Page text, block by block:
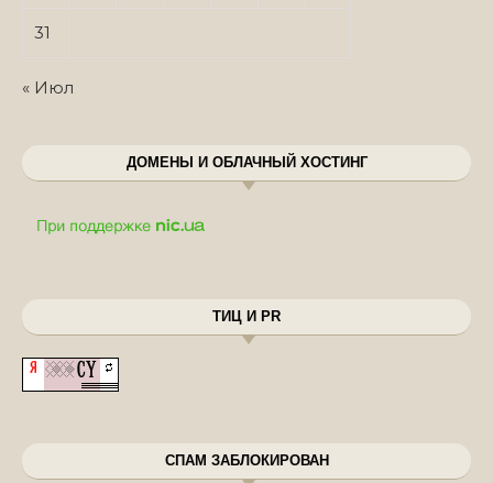
31
« Июл
ДОМЕНЫ И ОБЛАЧНЫЙ ХОСТИНГ
ТИЦ И PR
СПАМ ЗАБЛОКИРОВАН